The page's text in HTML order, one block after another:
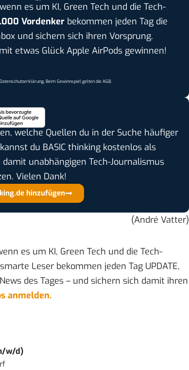
es um KI, Green Tech und die Tech-
Vordenkerbekommen jeden Tag die
und sichern sich ihren Vorsprung.
etwas Glück Apple AirPods gewinnen!
Datenschutzerklärung. Beim Gewinnspiel gelten dieAGB.
welche Quellen du in der Suche häufiger
du BASIC thinking kostenlos als
unabhängigen Tech-Journalismus
Vielen Dank!
hinzufügen
(André Vatter)
es um KI, Green Tech und die Tech-
Leser bekommen jeden Tag UPDATE,
des Tages – und sichern sich damit ihren
anmelden.
w/d)